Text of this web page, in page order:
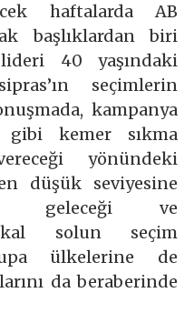
haftalarda AB
başlıklardan biri
40 yaşındaki
seçimlerin
kampanya
kemer sıkma
yönündeki
düşük seviyesine
geleceği ve
solun seçim
ülkelerine de
da beraberinde